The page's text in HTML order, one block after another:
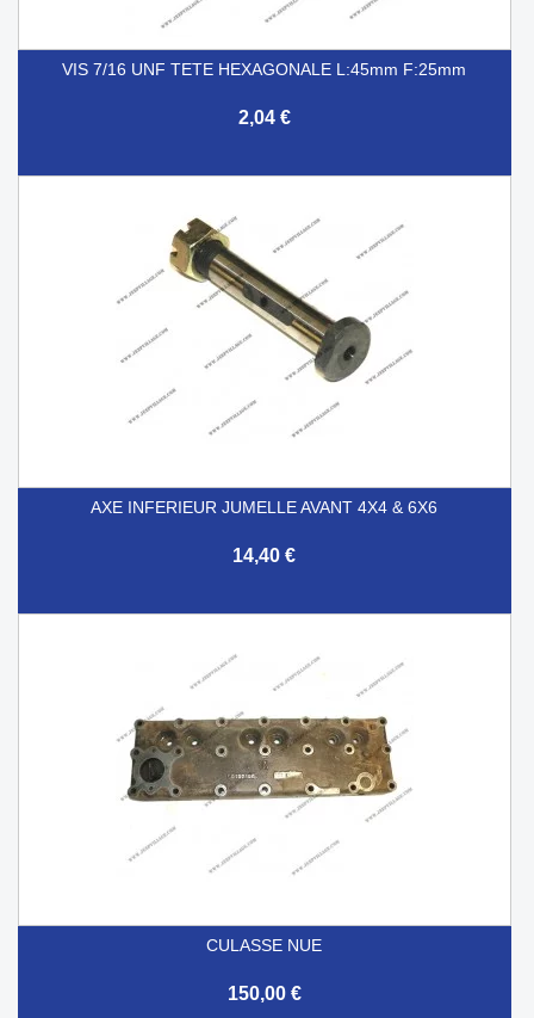
VIS 7/16 UNF TETE HEXAGONALE L:45mm F:25mm
2,04 €
AXE INFERIEUR JUMELLE AVANT 4X4 & 6X6
14,40 €
CULASSE NUE
150,00 €